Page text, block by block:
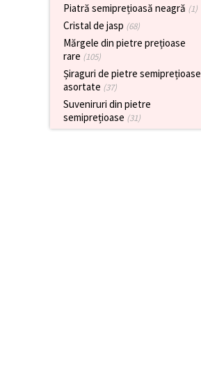
Piatră semiprețioasă neagră (1)
Cristal de jasp (68)
Mărgele din pietre prețioase
rare (105)
Șiraguri de pietre semiprețioase
asortate (37)
Suveniruri din pietre
semiprețioase (31)